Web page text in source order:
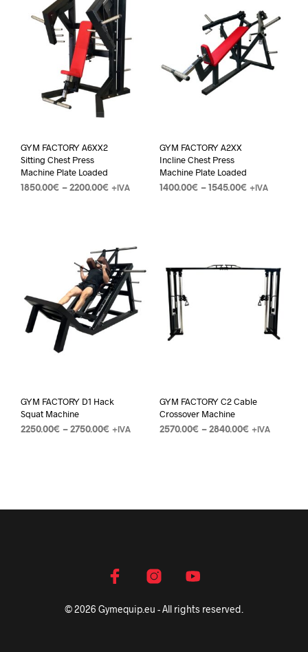
GYM FACTORY A6XX2
Sitting Chest Press
Machine Plate Loaded
1850.00€ – 2200.00€ +IVA
GYM FACTORY A2XX
Incline Chest Press
Machine Plate Loaded
1400.00€ – 1545.00€ +IVA
GYM FACTORY D1 Hack
Squat Machine
2250.00€ – 2750.00€ +IVA
GYM FACTORY C2 Cable
Crossover Machine
2570.00€ – 2840.00€ +IVA
© 2026 Gymequip.eu - All rights reserved.